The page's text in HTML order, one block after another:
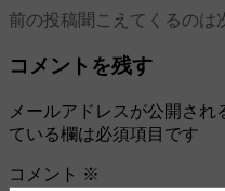
前の投稿聞こえてくるのは
コメントを残す
メールアドレスが公開され
ている欄は必須項目です
コメント ※